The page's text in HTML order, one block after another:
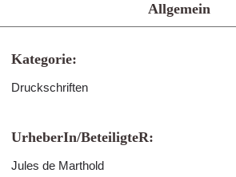
Allgemein
Kategorie:
Druckschriften
UrheberIn/BeteiligteR:
Jules de Marthold